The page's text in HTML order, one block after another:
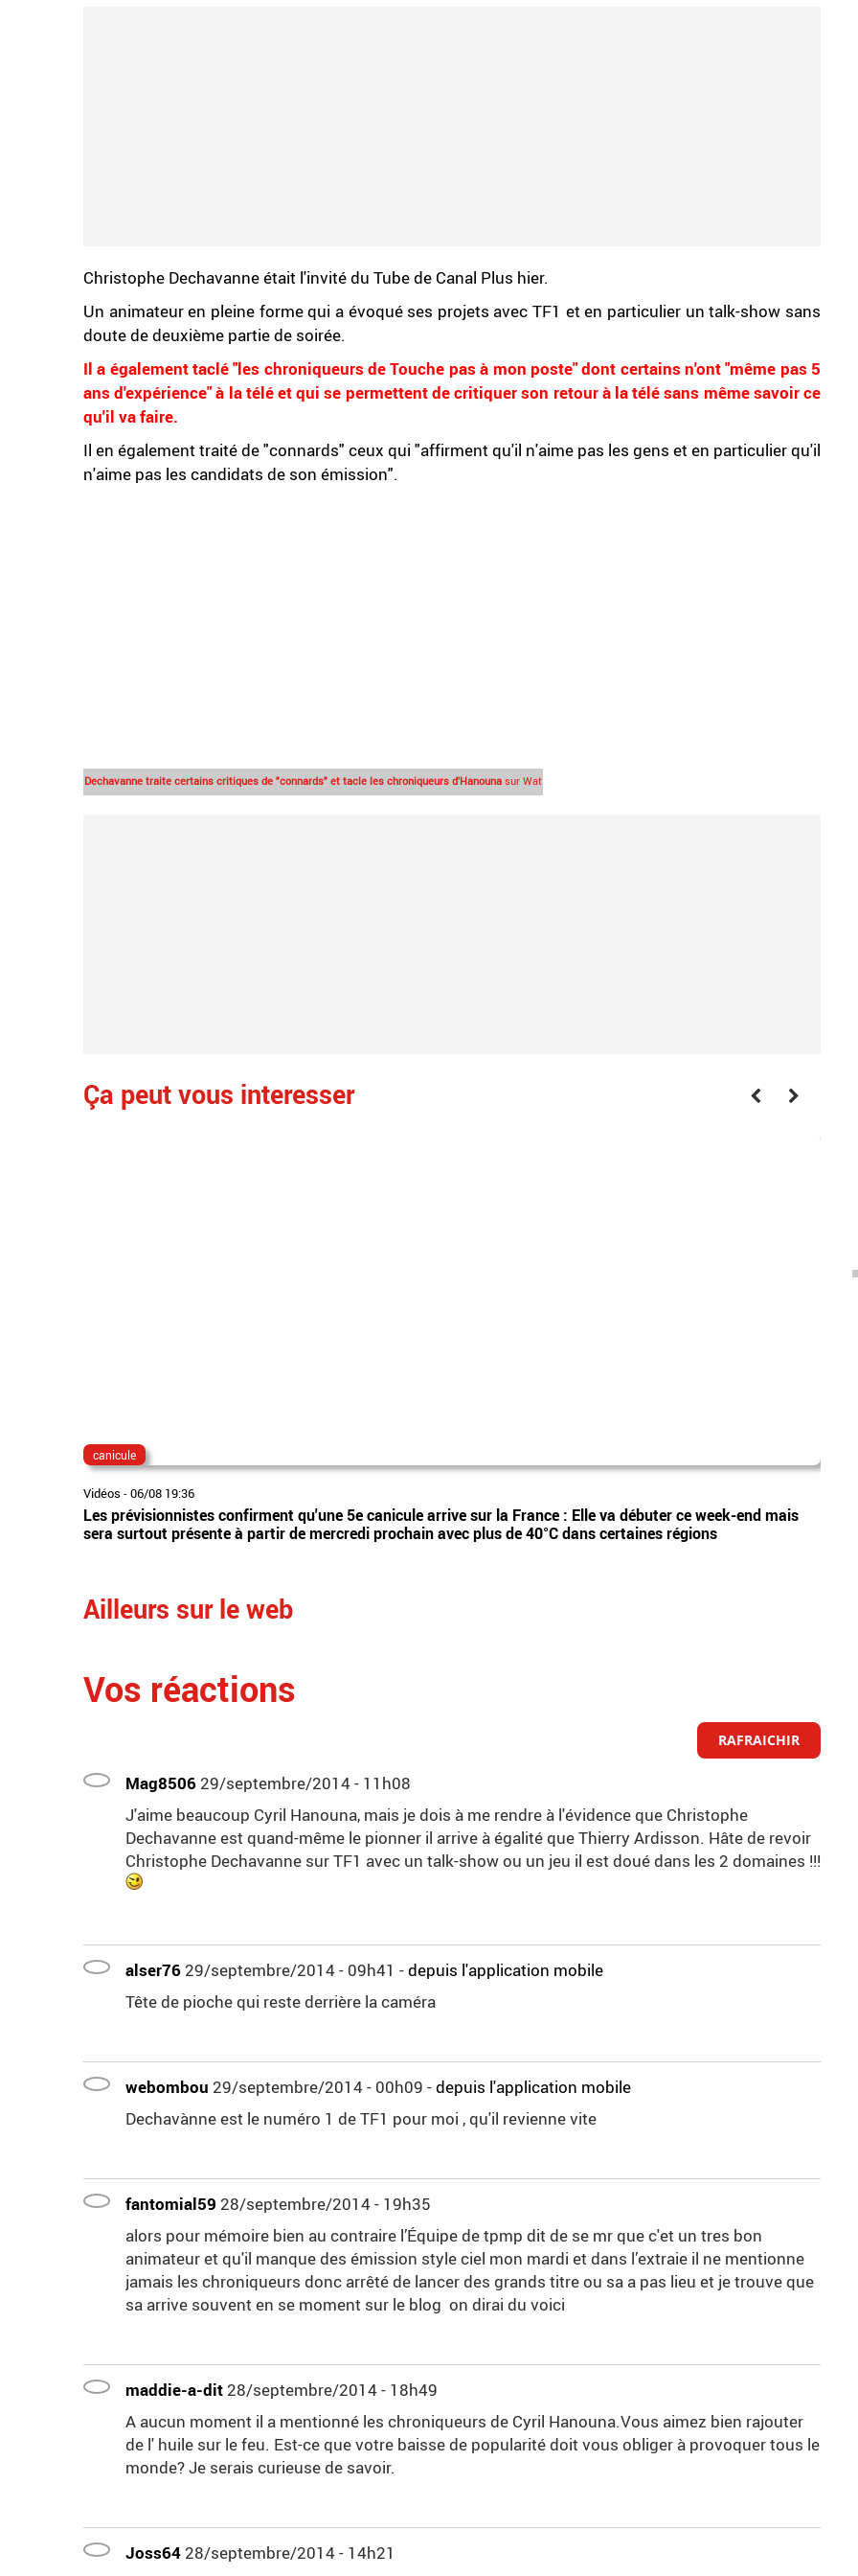
Christophe Dechavanne était l'invité du Tube de Canal Plus hier.
Un animateur en pleine forme qui a évoqué ses projets avec TF1 et en particulier un talk-show sans
doute de deuxième partie de soirée.
Il a également taclé "les chroniqueurs de Touche pas à mon poste" dont certains n'ont "même pas 5
ans d'expérience" à la télé et qui se permettent de critiquer son retour à la télé sans même savoir ce
qu'il va faire.
Il en également traité de "connards" ceux qui "affirment qu'il n'aime pas les gens et en particulier qu'il
n'aime pas les candidats de son émission".
Dechavanne traite certains critiques de "connards" et tacle les chroniqueurs d'Hanouna sur Wat
Ça peut vous interesser
canicule
Vidéos -06/08 19:36
Les prévisionnistes confirment qu'une 5e canicule arrive sur la France : Elle va débuter ce week-end mais
sera surtout présente à partir de mercredi prochain avec plus de 40°C dans certaines régions
Ailleurs sur le web
Vos réactions
RAFRAICHIR
Mag8506 29/septembre/2014 - 11h08
J'aime beaucoup Cyril Hanouna, mais je dois à me rendre à l'évidence que Christophe
Dechavanne est quand-même le pionner il arrive à égalité que Thierry Ardisson. Hâte de revoir
Christophe Dechavanne sur TF1 avec un talk-show ou un jeu il est doué dans les 2 domaines !!!
alser76 29/septembre/2014 - 09h41 -depuis l'application mobile
Tête de pioche qui reste derrière la caméra
webombou 29/septembre/2014 - 00h09 -depuis l'application mobile
Dechavànne est le numéro 1 de TF1 pour moi , qu'il revienne vite
fantomial59 28/septembre/2014 - 19h35
alors pour mémoire bien au contraire l’Équipe de tpmp dit de se mr que c'et un tres bon
animateur et qu'il manque des émission style ciel mon mardi et dans l’extraie il ne mentionne
jamais les chroniqueurs donc arrêté de lancer des grands titre ou sa a pas lieu et je trouve que
sa arrive souvent en se moment sur le blog on dirai du voici
maddie-a-dit 28/septembre/2014 - 18h49
A aucun moment il a mentionné les chroniqueurs de Cyril Hanouna.Vous aimez bien rajouter
de l' huile sur le feu. Est-ce que votre baisse de popularité doit vous obliger à provoquer tous le
monde? Je serais curieuse de savoir.
Joss64 28/septembre/2014 - 14h21